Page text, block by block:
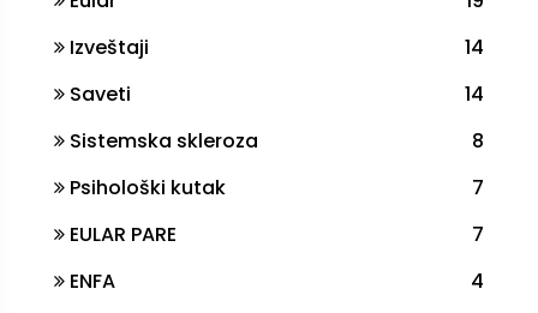
Izveštaji
14
Saveti
14
Sistemska skleroza
8
Psihološki kutak
7
EULAR PARE
7
ENFA
4